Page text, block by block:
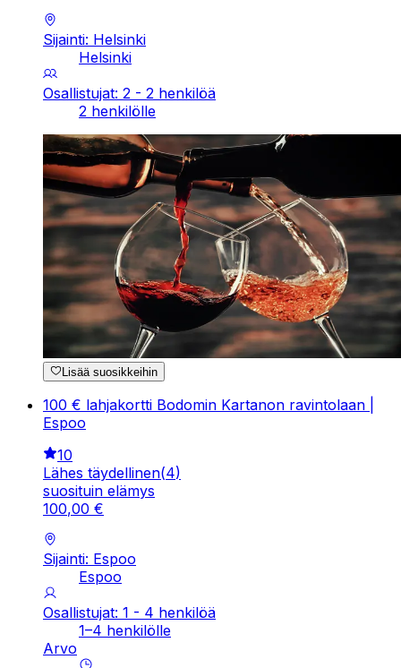
Sijainti: Helsinki
Helsinki
Osallistujat: 2 - 2 henkilöä
2 henkilölle
Lisää suosikkeihin
100 € lahjakortti Bodomin Kartanon ravintolaan |
Espoo
10
Lähes täydellinen(4)
suosituin elämys
100,00 €
Sijainti: Espoo
Espoo
Osallistujat: 1 - 4 henkilöä
1–4 henkilölle
Arvo